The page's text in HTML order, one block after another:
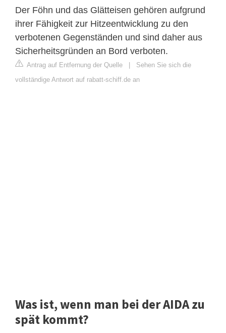
Der Föhn und das Glätteisen gehören aufgrund
ihrer Fähigkeit zur Hitzeentwicklung zu den
verbotenen Gegenständen und sind daher aus
Sicherheitsgründen an Bord verboten.
Antrag auf Entfernung der Quelle
Sehen Sie sich die
vollständige Antwort auf rabatt-schiff.de an
Was ist, wenn man bei der AIDA zu
spät kommt?